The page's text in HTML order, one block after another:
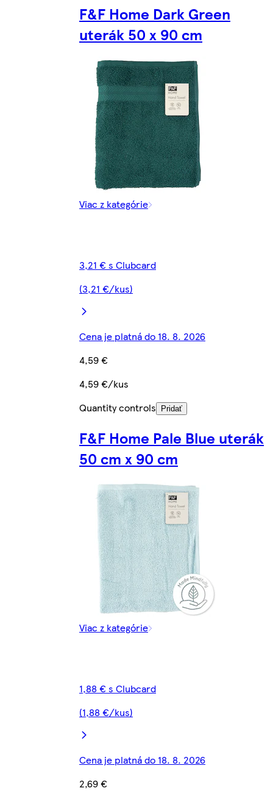
F&F Home Dark Green
uterák 50 x 90 cm
Viac z kategórie
3,21 € s Clubcard
(3,21 €/kus)
Cena je platná do 18. 8. 2026
4,59 €
4,59 €/kus
Quantity controls
Pridať
F&F Home Pale Blue uterák
50 cm x 90 cm
Viac z kategórie
1,88 € s Clubcard
(1,88 €/kus)
Cena je platná do 18. 8. 2026
2,69 €